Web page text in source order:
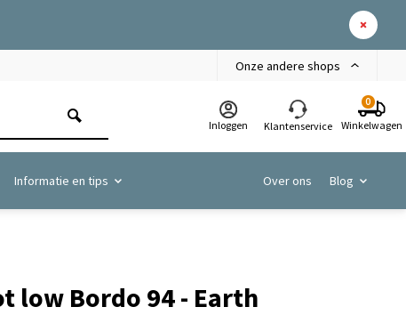
Onze andere shops
Inloggen Klantenservice
0
Winkelwagen
Informatie en tips Over ons Blog
low Bordo 94 - Earth